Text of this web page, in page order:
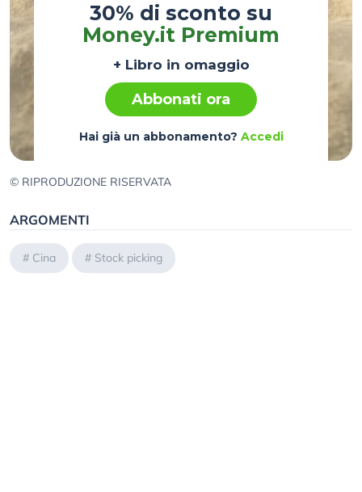
30% di sconto su
Money.it Premium
+ Libro in omaggio
Abbonati ora
Hai già un abbonamento? Accedi
© RIPRODUZIONE RISERVATA
ARGOMENTI
# Cina # Stock picking